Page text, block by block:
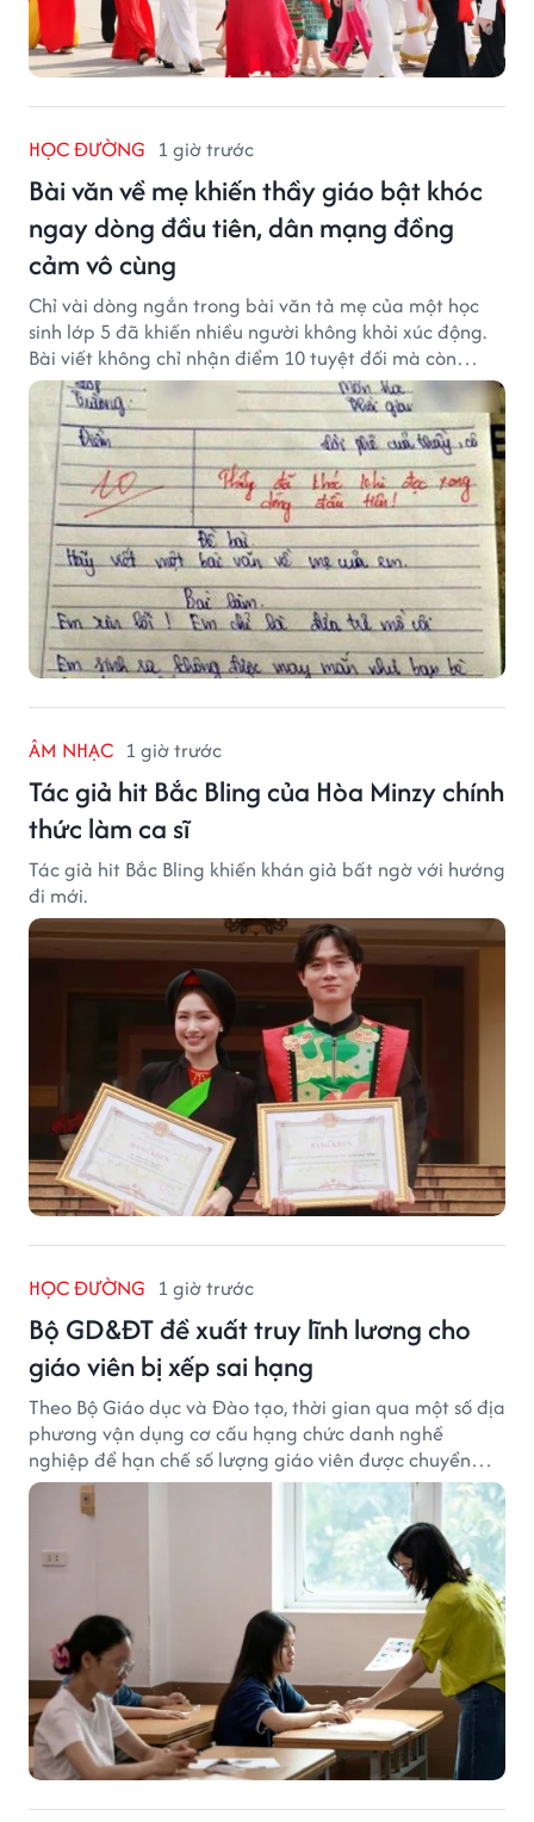
HỌC ĐƯỜNG 1 giờ trước
Bài văn về mẹ khiến thầy giáo bật khóc
ngay dòng đầu tiên, dân mạng đồng
cảm vô cùng
Chỉ vài dòng ngắn trong bài văn tả mẹ của một học
sinh lớp 5 đã khiến nhiều người không khỏi xúc động.
Bài viết không chỉ nhận điểm 10 tuyệt đối mà còn
khiến thầy giáo nghẹn ngào viết lời phê: "Thầy đã
khóc khi đọc xong dòng đầu tiên."
ÂM NHẠC 1 giờ trước
Tác giả hit Bắc Bling của Hòa Minzy chính
thức làm ca sĩ
Tác giả hit Bắc Bling khiến khán giả bất ngờ với hướng
đi mới.
HỌC ĐƯỜNG 1 giờ trước
Bộ GD&ĐT đề xuất truy lĩnh lương cho
giáo viên bị xếp sai hạng
Theo Bộ Giáo dục và Đào tạo, thời gian qua một số địa
phương vận dụng cơ cấu hạng chức danh nghề
nghiệp để hạn chế số lượng giáo viên được chuyển
xếp từ hạng cũ sang hạng tương ứng theo quy định
mới, gây những bất cập.